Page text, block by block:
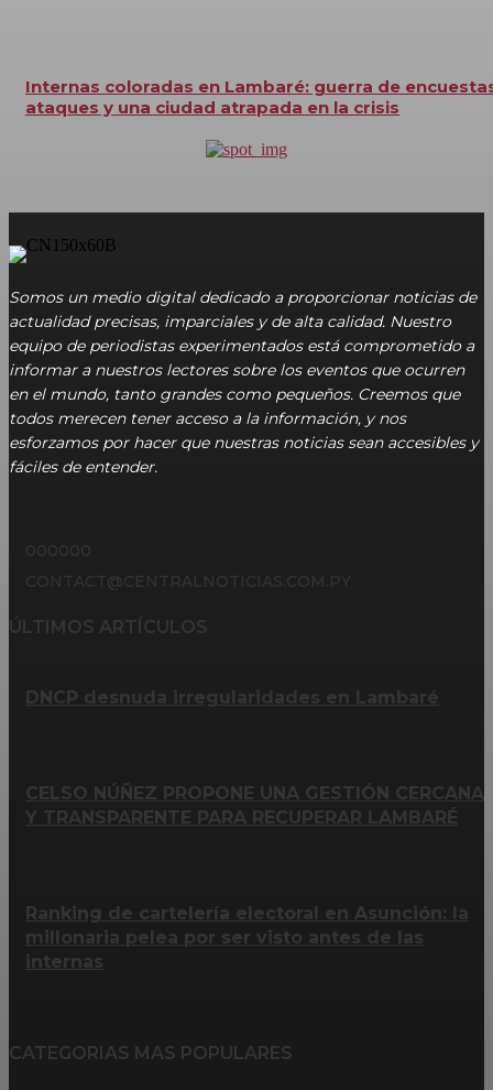
Internas coloradas en Lambaré: guerra de
ataques y una ciudad atrapada en la crisis
Somos un medio digital dedicado a proporcionar noticias de
actualidad precisas, imparciales y de alta calidad. Nuestro
equipo de periodistas experimentados está comprometido a
informar a nuestros lectores sobre los eventos que ocurren
en el mundo, tanto grandes como pequeños. Creemos que
todos merecen tener acceso a la información, y nos
esforzamos por hacer que nuestras noticias sean accesibles y
fáciles de entender.
DNCP desnuda irregularidades en Lambaré
CELSO NÚÑEZ PROPONE UNA GESTIÓN CERCANA
Y TRANSPARENTE PARA RECUPERAR LAMBARÉ
Ranking de cartelería electoral en Asunción: la
millonaria pelea por ser visto antes de las
internas
CATEGORIAS MAS POPULARES